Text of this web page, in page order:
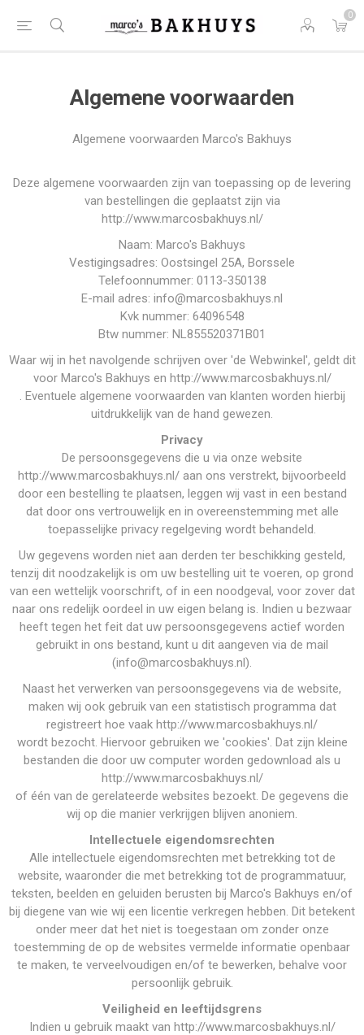
0
Algemene voorwaarden
Algemene voorwaarden Marco's Bakhuys
Deze algemene voorwaarden zijn van toepassing op de levering
van bestellingen die geplaatst zijn via
http://www.marcosbakhuys.nl/
Naam: Marco's Bakhuys
Vestigingsadres: Oostsingel 25A, Borssele
Telefoonnummer: 0113-350138
E-mail adres: info@marcosbakhuys.nl
Kvk nummer: 64096548
Btw nummer: NL855520371B01
Waar wij in het navolgende schrijven over 'de Webwinkel', geldt dit
voor Marco's Bakhuys en http://www.marcosbakhuys.nl/
. Eventuele algemene voorwaarden van klanten worden hierbij
uitdrukkelijk van de hand gewezen.
Privacy
De persoonsgegevens die u via onze website
http://www.marcosbakhuys.nl/ aan ons verstrekt, bijvoorbeeld
door een bestelling te plaatsen, leggen wij vast in een bestand
dat door ons vertrouwelijk en in overeenstemming met alle
toepasselijke privacy regelgeving wordt behandeld.
Uw gegevens worden niet aan derden ter beschikking gesteld,
tenzij dit noodzakelijk is om uw bestelling uit te voeren, op grond
van een wettelijk voorschrift, of in een noodgeval, voor zover dat
naar ons redelijk oordeel in uw eigen belang is. Indien u bezwaar
heeft tegen het feit dat uw persoonsgegevens actief worden
gebruikt in ons bestand, kunt u dit aangeven via de mail
(info@marcosbakhuys.nl).
Naast het verwerken van persoonsgegevens via de website,
maken wij ook gebruik van een statistisch programma dat
registreert hoe vaak http://www.marcosbakhuys.nl/
wordt bezocht. Hiervoor gebruiken we 'cookies'. Dat zijn kleine
bestanden die door uw computer worden gedownload als u
http://www.marcosbakhuys.nl/
of één van de gerelateerde websites bezoekt. De gegevens die
wij op die manier verkrijgen blijven anoniem.
Intellectuele eigendomsrechten
Alle intellectuele eigendomsrechten met betrekking tot de
website, waaronder die met betrekking tot de programmatuur,
teksten, beelden en geluiden berusten bij Marco's Bakhuys en/of
bij diegene van wie wij een licentie verkregen hebben. Dit betekent
onder meer dat het niet is toegestaan om zonder onze
toestemming de op de websites vermelde informatie openbaar
te maken, te verveelvoudigen en/of te bewerken, behalve voor
persoonlijk gebruik.
Veiligheid en leeftijdsgrens
Indien u gebruik maakt van http://www.marcosbakhuys.nl/